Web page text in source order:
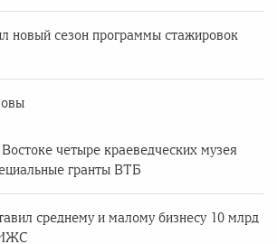
новый сезон программы стажировок
четыре краеведческих музея
гранты ВТБ
среднему и малому бизнесу 10 млрд
ИЖС